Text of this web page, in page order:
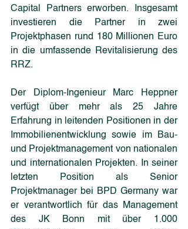
Capital Partners erworben. Insgesamt
investieren die Partner in zwei
Projektphasen rund 180 Millionen Euro
in die umfassende Revitalisierung des
RRZ.
Der Diplom-Ingenieur Marc Heppner
verfügt über mehr als 25 Jahre
Erfahrung in leitenden Positionen in der
Immobilienentwicklung sowie im Bau-
und Projektmanagement von nationalen
und internationalen Projekten. In seiner
letzten Position als Senior
Projektmanager bei BPD Germany war
er verantwortlich für das Management
des JK Bonn mit über 1.000